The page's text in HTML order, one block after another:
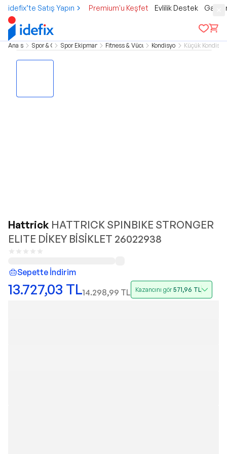
idefix’te Satış Yapın Premium'u Keşfet Evlilik Destek
Ana sayfaSpor & OutdoorSpor Ekipman & AksesuarFitness & Vücut GeliştirmeKondisyon Aletleri
Küçük
Hattrick HATTRICK SPINBIKE STRONGER
ELITE DİKEY BİSİKLET 26022938
Sepette İndirim
13.727,03 TL14.298,99 TL Kazancını gör571,96 TL